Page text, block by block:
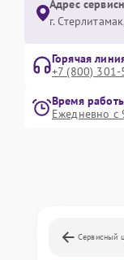
Адрес
г.
Горячая
+7 (800)
Время
Ежедневно с
Сервисный